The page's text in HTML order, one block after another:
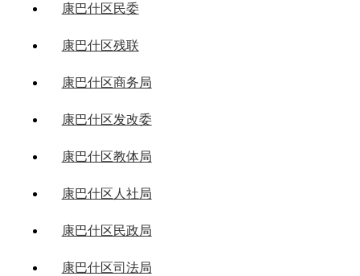
康巴什区民委
康巴什区残联
康巴什区商务局
康巴什区发改委
康巴什区教体局
康巴什区人社局
康巴什区民政局
康巴什区司法局